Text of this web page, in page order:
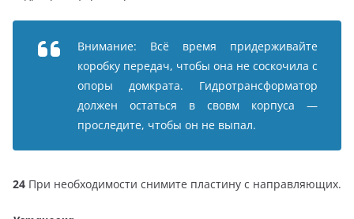
Внимание: Всё время придерживайте
коробку передач, чтобы она не соскочила с
опоры домкрата. Гидротрансформатор
должен остаться в свовм корпуса —
проследите, чтобы он не выпал.
24 При необходимости снимите пластину с направляющих.